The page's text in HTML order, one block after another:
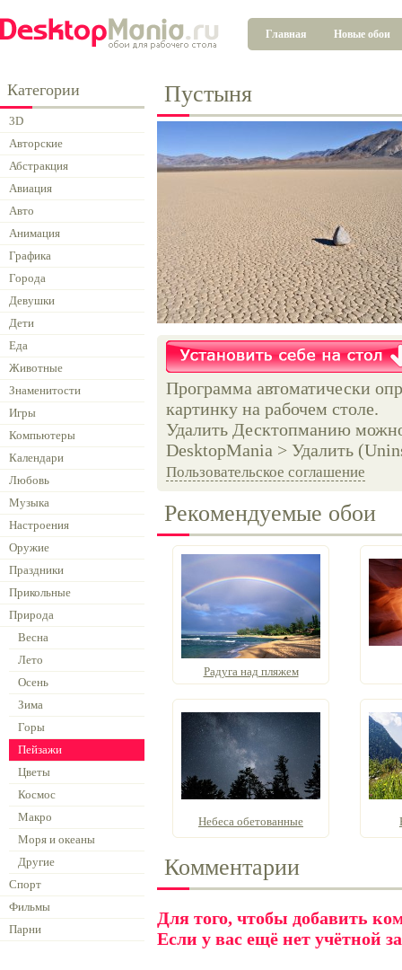
Главная Новые обои
Категории
3D
Авторские
Абстракция
Авиация
Авто
Анимация
Графика
Города
Девушки
Дети
Еда
Животные
Знаменитости
Игры
Компьютеры
Календари
Любовь
Музыка
Настроения
Оружие
Праздники
Прикольные
Природа
Весна
Лето
Осень
Зима
Горы
Пейзажи
Цветы
Космос
Макро
Моря и океаны
Другие
Спорт
Фильмы
Парни
Пустыня
Программа автоматически
картинку на рабочем столе.
Удалить Десктопманию
DesktopMania > Удалить
Пользовательское соглашение
Рекомендуемые обои
Радуга над пляжем
Небеса обетованные
Комментарии
Для того, чтобы добавить
Если у вас ещё нет учётной